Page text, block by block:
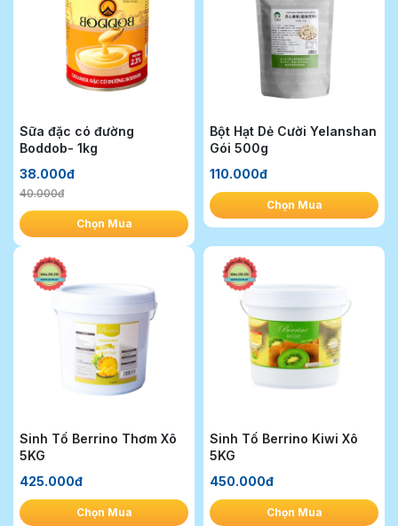
Sữa đặc có đường
Boddob- 1kg
38.000đ
40.000đ
Chọn Mua
Bột Hạt Dẻ Cười Yelanshan
Gói 500g
110.000đ
Chọn Mua
Sinh Tố Berrino Thơm Xô
5KG
425.000đ
Chọn Mua
Sinh Tố Berrino Kiwi Xô
5KG
450.000đ
Chọn Mua